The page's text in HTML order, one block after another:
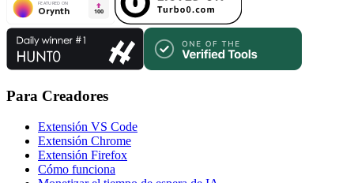
Para Creadores
Extensión VS Code
Extensión Chrome
Extensión Firefox
Cómo funciona